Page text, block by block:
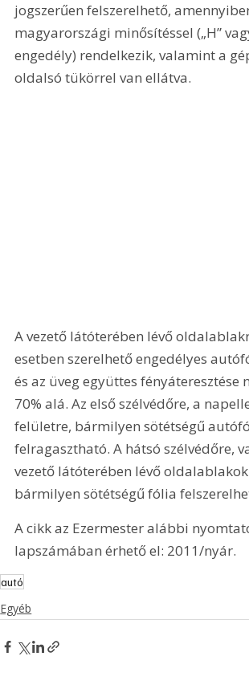
jogszerűen felszerelhető,
magyarországi minősítéssel („H”
engedély) rendelkezik, valamint a
oldalsó tükörrel van ellátva.
A vezető látóterében lévő
esetben szerelhető engedélyes
és az üveg együttes fényáteresztése
70% alá. Az első szélvédőre, a
felületre, bármilyen sötétségű
felragasztható. A hátsó szélvédőre,
vezető látóterében lévő
bármilyen sötétségű fólia
A cikk az Ezermester alábbi
lapszámában érhető el: 2011/nyár.
autó
Egyéb